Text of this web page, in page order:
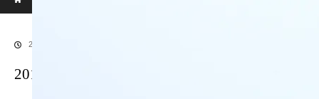
2018.01.7
20170913LR補正後79